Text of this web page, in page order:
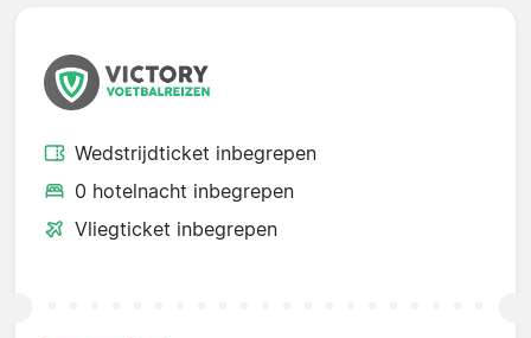
Wedstrijdticket inbegrepen
0 hotelnacht inbegrepen
Vliegticket inbegrepen